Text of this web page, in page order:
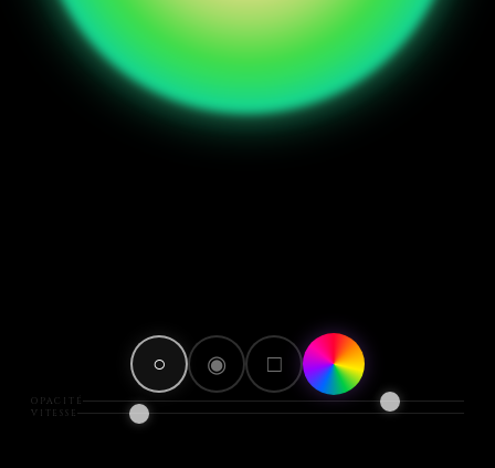
○ ◉ □ AR
OPACITÉ
VITESSE